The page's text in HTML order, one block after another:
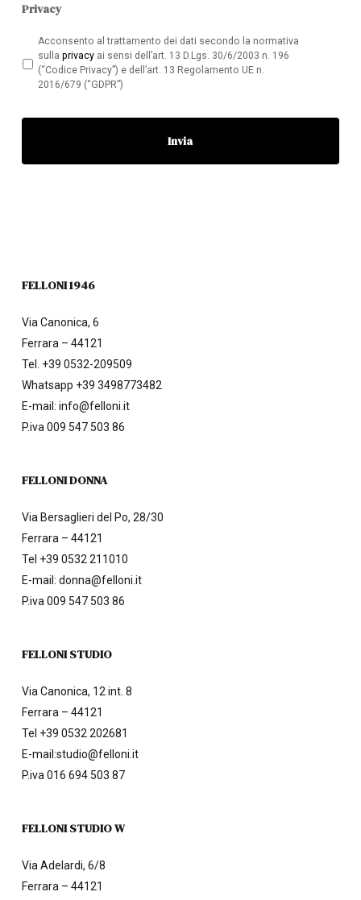
Privacy
Acconsento al trattamento dei dati secondo la normativa
sulla privacyai sensi dell’art. 13 D.Lgs. 30/6/2003 n. 196
(“Codice Privacy”) e dell’art. 13 Regolamento UE n.
2016/679 (“GDPR”)
FELLONI 1946
Via Canonica, 6
Ferrara – 44121
Tel. +39 0532-209509
Whatsapp +39 3498773482
E-mail: info@felloni.it
P.iva 009 547 503 86
FELLONI DONNA
Via Bersaglieri del Po, 28/30
Ferrara – 44121
Tel +39 0532 211010
E-mail: donna@felloni.it
P.iva 009 547 503 86
FELLONI STUDIO
Via Canonica, 12 int. 8
Ferrara – 44121
Tel +39 0532 202681
E-mail:studio@felloni.it
P.iva 016 694 503 87
FELLONI STUDIO W
Via Adelardi, 6/8
Ferrara – 44121